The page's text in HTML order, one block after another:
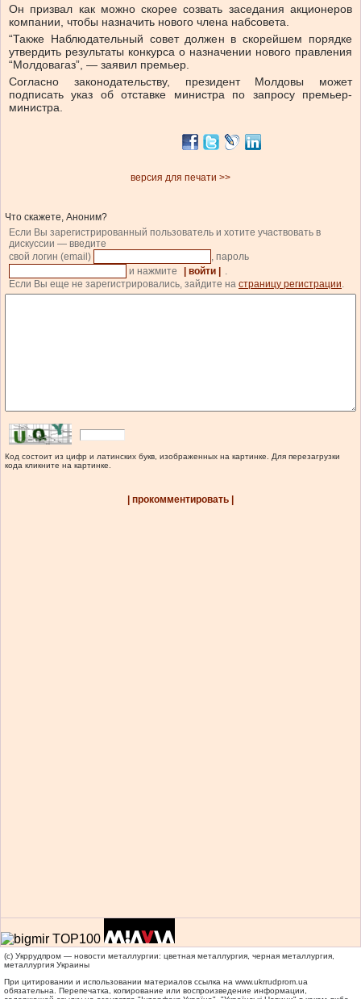
Он призвал как можно скорее созвать заседания акционеров
компании, чтобы назначить нового члена набсовета.
“Также Наблюдательный совет должен в скорейшем порядке
утвердить результаты конкурса о назначении нового правления
“Молдовагаз”, — заявил премьер.
Согласно законодательству, президент Молдовы может
подписать указ об отставке министра по запросу премьер-
министра.
версия для печати >>
Что скажете, Аноним?
Если Вы зарегистрированный пользователь и хотите участвовать в
дискуссии — введите
свой логин (email)
, пароль
и нажмите
| войти |
.
Если Вы еще не зарегистрировались, зайдите на страницу регистрации.
Код состоит из цифр и латинских букв, изображенных на картинке. Для перезагрузки
кода кликните на картинке.
| прокомментировать |
(c) Укррудпром — новости металлургии: цветная металлургия, черная металлургия,
металлургия Украины
При цитировании и использовании материалов ссылка на www.ukrrudprom.ua
обязательна. Перепечатка, копирование или воспроизведение информации,